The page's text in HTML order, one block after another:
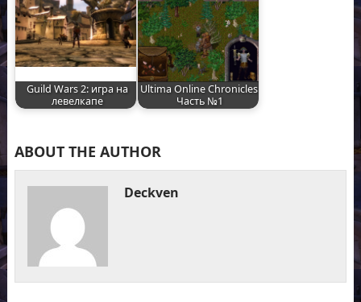
Guild Wars 2: игра на
левелкапе
Ultima Online Chronicles.
Часть №1
ABOUT THE AUTHOR
Deckven